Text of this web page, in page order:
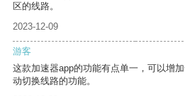
区的线路。
2023-12-09
游客
这款加速器app的功能有点单一，可以增
动切换线路的功能。